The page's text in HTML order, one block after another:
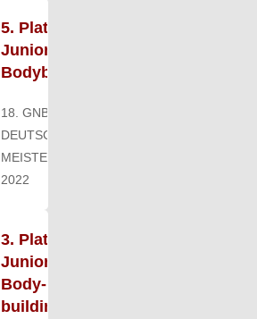
5. Platz -
Junioren
Body­building
18. GNBF
DEUTSCHE
MEISTERSCHAFT
2022
3. Platz -
Junioren
Body­
building